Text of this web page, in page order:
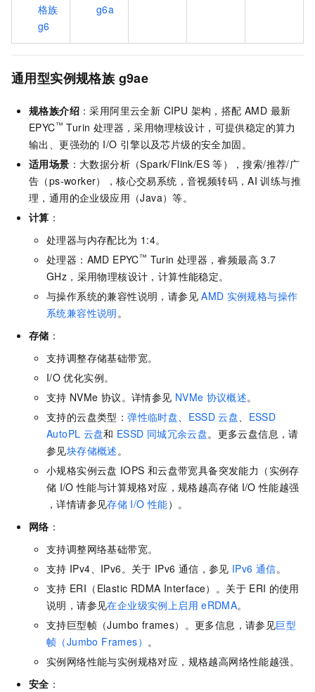
格族
g6
g6a
通用型实例规格族 g9ae
规格族介绍 ：采用阿里云全新 CIPU 架构，搭配 AMD 最新
EPYC™ Turin 处理器，采用物理核设计，可提供稳定的算力
输出、更强劲的 I/O 引擎以及芯片级的安全加固。
适用场景 ：大数据分析（Spark/Flink/ES 等），搜索/推荐/广
告（ps-worker），核心交易系统，音视频转码，AI 训练与推
理，通用的企业级应用（Java）等。
计算 ：
处理器与内存配比为 1:4。
处理器：AMD EPYC™ Turin 处理器，睿频最高 3.7
GHz，采用物理核设计，计算性能稳定。
与操作系统的兼容性说明，请参见 AMD 实例规格与操作
系统兼容性说明。
存储 ：
支持调整存储基础带宽。
I/O 优化实例。
支持 NVMe 协议。详情参见 NVMe 协议概述。
支持的云盘类型：弹性临时盘、 ESSD 云盘、 ESSD
AutoPL 云盘和 ESSD 同城冗余云盘。更多云盘信息，请
参见块存储概述。
小规格实例云盘 IOPS 和云盘带宽具备突发能力（实例存
储 I/O 性能与计算规格对应，规格越高存储 I/O 性能越强
，详情请参见存储 I/O 性能）。
网络 ：
支持调整网络基础带宽。
支持 IPv4、IPv6。关于 IPv6 通信，参见 IPv6 通信。
支持 ERI（Elastic RDMA Interface）。关于 ERI 的使用
说明，请参见在企业级实例上启用 eRDMA。
支持巨型帧（Jumbo frames）。更多信息，请参见巨型
帧（Jumbo Frames） 。
实例网络性能与实例规格对应，规格越高网络性能越强。
安全 ：